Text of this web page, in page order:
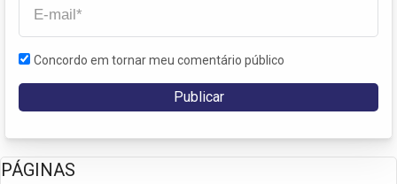
Concordo em tornar meu comentário público
PÁGINAS